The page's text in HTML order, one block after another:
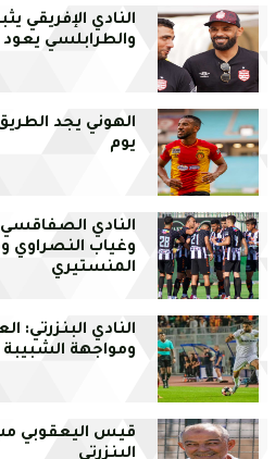
النادي الإفريقي
والطرابلسي يعود
يوم
النادي
وغياب النصراوي
المنستيري
النادي البنزرتي:
ومواجهة الشبيبة
قيس اليعقوبي
البنزرتي